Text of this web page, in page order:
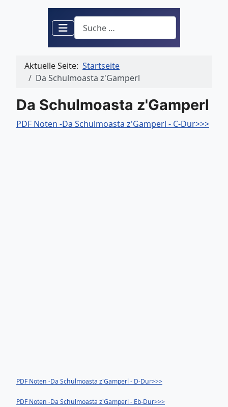
Suchen
Aktuelle Seite: Startseite
Da Schulmoasta z'Gamperl
Da Schulmoasta z'Gamperl
PDF Noten -Da Schulmoasta z'Gamperl - C-Dur>>>
PDF Noten -Da Schulmoasta z'Gamperl - D-Dur>>>
PDF Noten -Da Schulmoasta z'Gamperl - Eb-Dur>>>